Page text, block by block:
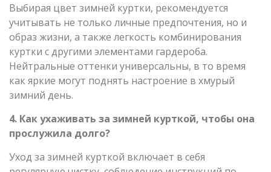
Выбирая цвет зимней куртки, рекомендуется
учитывать не только личные предпочтения, но и
образ жизни, а также легкость комбинирования
куртки с другими элементами гардероба.
Нейтральные оттенки универсальны, в то время
как яркие могут поднять настроение в хмурый
зимний день.
4. Как ухаживать за зимней курткой, чтобы она
прослужила долго?
Уход за зимней курткой включает в себя